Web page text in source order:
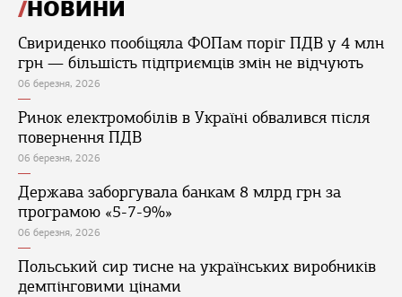
НОВИНИ
Свириденко пообіцяла ФОПам поріг ПДВ у 4 млн
грн — більшість підприємців змін не відчують
06 березня, 2026
Ринок електромобілів в Україні обвалився після
повернення ПДВ
06 березня, 2026
Держава заборгувала банкам 8 млрд грн за
програмою «5-7-9%»
06 березня, 2026
Польський сир тисне на українських виробників
демпінговими цінами